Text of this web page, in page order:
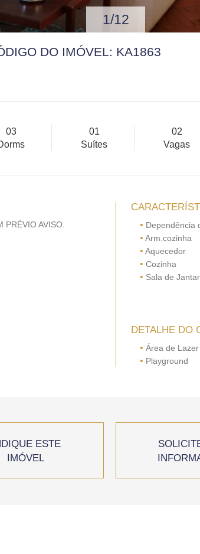
1/12
DO IMÓVEL: KA1863
03
01
Suítes
02
Vagas
PRÉVIO AVISO. • Dependência
• Arm.cozinha
• Aquecedor
• Cozinha
• Sala de Jantar
DETALHE DO
• Área de Lazer
• Playground
ESTE
IMÓVEL